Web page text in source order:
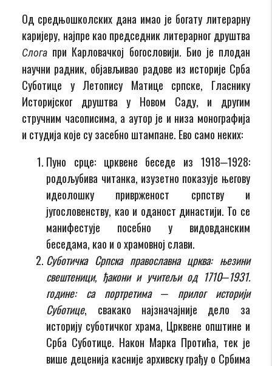
Од средњошколских дана имао је богату литерарну
каријеру, најпре као председник литерарног друштва
Слога при Карловачкој богословији. Био је плодан
научни радник, објављивао радове из историје Срба
Суботице у Летопису Матице српске, Гласнику
Историјског друштва у Новом Саду, и другим
стручним часописима, а аутор је и низа монографија
и студија које су засебно штампане. Ево само неких:
Пуно срце: црквене беседе из 1918‒1928:
родољубива читанка, изузетно показује његову
идеолошку приврженост српству и
југословенству, као и оданост династији. То се
манифестује посебно у видовданским
беседама, као и о храмовној слави.
Суботичка Српска православна црква: њезини
свештеници, ђакони и учитељи од 1710‒1931.
године: са портретима ‒ прилог историји
Суботице, свакако најзначајније дело за
историју суботичког храма, Црквене општине и
Срба Суботице. Након Марка Протића, тек је
више деценија касније архивску грађу о Србима